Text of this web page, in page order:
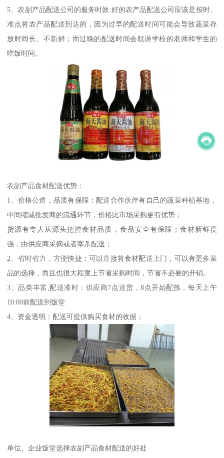
5、农副产品配送公司的服务时效:好的农产品配送公司应该是按时、
准点将农产品配送到达的，因为过早的配送时间可能会导致蔬菜存
放时间长、不新鲜；而过晚的配送时间会耽误学校的老师和学生的
吃饭时间。
农副产品食材配送优势：
1、价格公道，品质有保障：配送合作伙伴有自己的蔬菜种植基地，
中间缩减批发商的流通环节，价格比市场采购更有优势；
货源有专人从源头把控食材品质，食品安全有保障；食材新鲜度
强，由供应商采摘或者宰杀配送；
2、省时省力，方便快捷：可以直接将食材配送上门，可以有更多菜
品的选择，而且也很大程度上节省采购时间，节省不必要的开销。
3、品类丰富,配送准时：供应商7点送货，8点开始配拣，每天上午
10:00前配送到饭堂
4、资金透明：配送可提供购买食材的收据；
单位、企业饭堂选择农副产品食材配送的好处